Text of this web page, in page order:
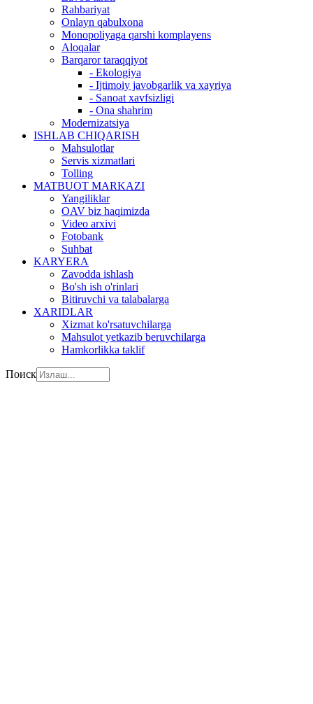
Rahbariyat
Onlayn qabulxona
Monopoliyaga qarshi komplayens
Aloqalar
Barqaror taraqqiyot
- Ekologiya
- Ijtimoiy javobgarlik va xayriya
- Sanoat xavfsizligi
- Ona shahrim
Modernizatsiya
ISHLAB CHIQARISH
Mahsulotlar
Servis xizmatlari
Tolling
MATBUOT MARKAZI
Yangiliklar
OAV biz haqimizda
Video arxivi
Fotobank
Suhbat
KARYERA
Zavodda ishlash
Bo'sh ish o'rinlari
Bitiruvchi va talabalarga
XARIDLAR
Xizmat ko'rsatuvchilarga
Mahsulot yetkazib beruvchilarga
Hamkorlikka taklif
Поиск